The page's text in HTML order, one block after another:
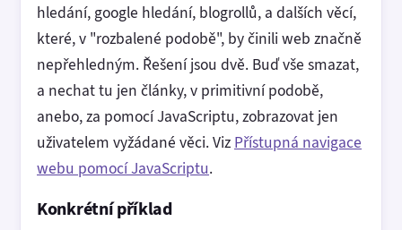
hledání, google hledání, blogrollů, a dalších věcí,
které, v "rozbalené podobě", by činili web značně
nepřehledným. Řešení jsou dvě. Buď vše smazat,
a nechat tu jen články, v primitivní podobě,
anebo, za pomocí JavaScriptu, zobrazovat jen
uživatelem vyžádané věci. Viz Přístupná navigace
webu pomocí JavaScriptu.
Konkrétní příklad